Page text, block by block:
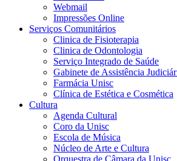
Webmail
Impressões Online
Serviços Comunitários
Clinica de Fisioterapia
Clinica de Odontologia
Serviço Integrado de Saúde
Gabinete de Assistência
Farmácia Unisc
Clínica de Estética e Cosmética
Cultura
Agenda Cultural
Coro da Unisc
Escola de Música
Núcleo de Arte e Cultura
Orquestra de Câmara da Unisc